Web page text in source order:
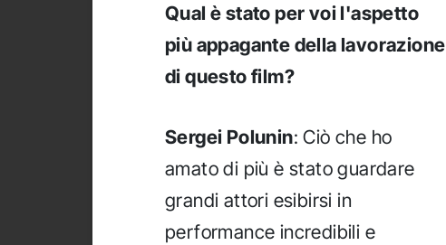
Qual è stato per voi l'aspetto
più appagante della lavorazione
di questo film?
Sergei Polunin: Ciò che ho
amato di più è stato guardare
grandi attori esibirsi in
performance incredibili e